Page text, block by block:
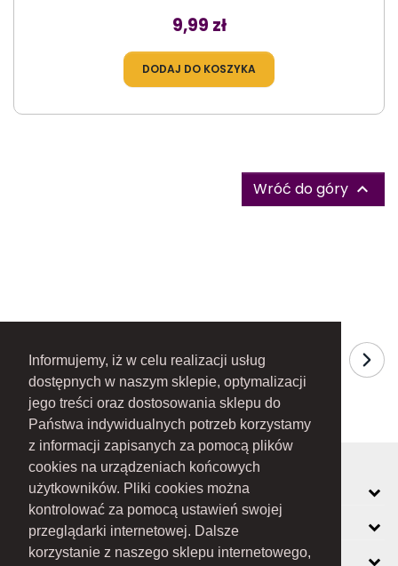
Informujemy, iż w celu realizacji usług
dostępnych w naszym sklepie, optymalizacji
jego treści oraz dostosowania sklepu do
Państwa indywidualnych potrzeb korzystamy
z informacji zapisanych za pomocą plików
cookies na urządzeniach końcowych
użytkowników. Pliki cookies można
kontrolować za pomocą ustawień swojej
przeglądarki internetowej. Dalsze
korzystanie z naszego sklepu internetowego,
Cena
9,99 zł
DODAJ DO KOSZYKA
Wróć do góry 
MOJE KONTO
INFORMACJE
O FIRMIE